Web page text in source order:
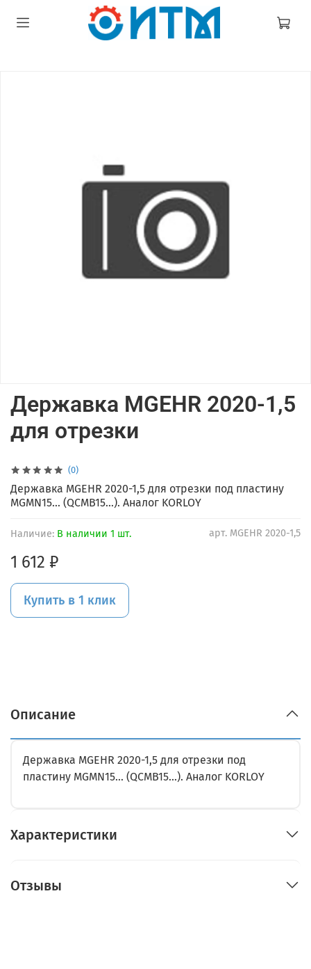
(0)
арт. MGEHR 2020-1,5
Наличие: В наличии 1 шт.
Державка MGEHR 2020-1,5
для отрезки
1 612 ₽
Купить в 1 клик
Державка MGEHR 2020-1,5 для отрезки под пластину
MGMN15... (QCMB15...). Аналог KORLOY
Описание
Державка MGEHR 2020-1,5 для отрезки под
пластину MGMN15... (QCMB15...). Аналог KORLOY
Характеристики
Отзывы